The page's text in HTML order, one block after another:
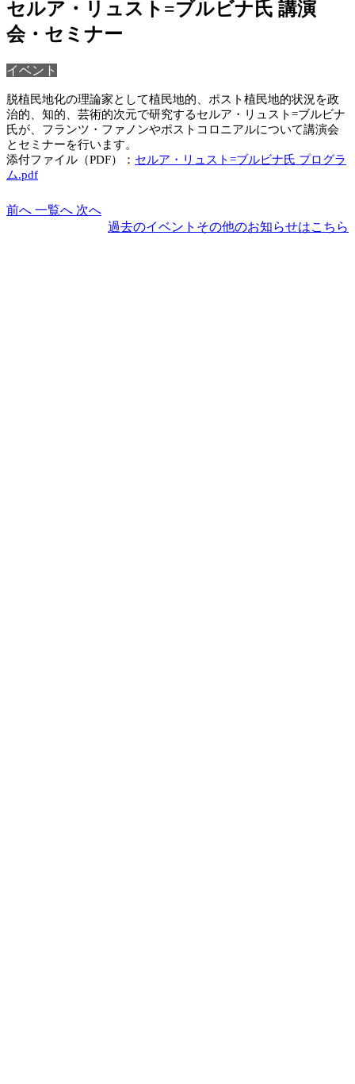
セルア・リュスト=ブルビナ氏 講演
会・セミナー
イベント
脱植民地化の理論家として植民地的、ポスト植民地的状況を政
治的、知的、芸術的次元で研究するセルア・リュスト=ブルビナ
氏が、フランツ・ファノンやポストコロニアルについて講演会
とセミナーを行います。
添付ファイル（PDF）： セルア・リュスト=ブルビナ氏 プログラ
ム.pdf
前へ 一覧へ 次へ
過去のイベントその他のお知らせはこちら